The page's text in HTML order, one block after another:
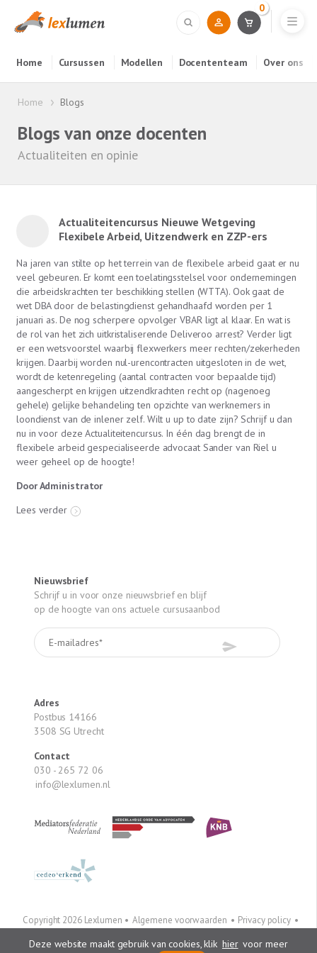
Home Cursussen Modellen Docententeam Over ons
0
Home Blogs
Blogs van onze docenten
Actualiteiten en opinie
Actualiteitencursus Nieuwe Wetgeving
Flexibele Arbeid, Uitzendwerk en ZZP-ers
Na jaren van stilte op het terrein van de flexibele arbeid gaat er nu
veel gebeuren. Er komt een toelatingsstelsel voor ondernemingen
die arbeidskrachten ter beschikking stellen (WTTA). Ook gaat de
wet DBA door de belastingdienst gehandhaafd worden per 1
januari as. De nog scherpere opvolger VBAR ligt al klaar. En wat is
de rol van het zich uitkristaliserende Deliveroo arrest? Verder ligt
er een wetsvoorstel waarbij flexwerkers meer rechten/zekerheden
krijgen. Daarbij worden nul-urencontracten uitgesloten in de wet,
wordt de ketenregeling (aantal contracten voor bepaalde tijd)
aangescherpt en krijgen uitzendkrachten recht op (nagenoeg
gehele) gelijke behandeling ten opzichte van werknemers in
loondienst van de inlener zelf. Wilt u up to date zijn? Schrijf u dan
nu in voor deze Actualiteitencursus. In één dag brengt de in
flexibele arbeid gespecialiseerde advocaat Sander van Riel u
weer geheel op de hoogte!
Door Administrator
Lees verder
Nieuwsbrief
Schrijf u in voor onze nieuwsbrief en blijf
op de hoogte van ons actuele cursusaanbod
Adres
Postbus 14166
3508 SG Utrecht
Contact
030 - 265 72 06
info@lexlumen.nl
Copyright 2026 Lexlumen • Algemene voorwaarden • Privacy policy •
Deze website maakt gebruik van cookies, klik hier voor meer